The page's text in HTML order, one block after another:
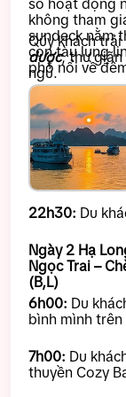
số hoạt động
không tham
sundeck nằm
con tàu lung
phố nổi về
Qúy khách
dược, thư giãn
ngủ.
22h30: Du
Ngày 2 Hạ
Ngọc Trai –
(B,L)
6h00: Du
bình mình trên
7h00: Du
thuyền Cozy